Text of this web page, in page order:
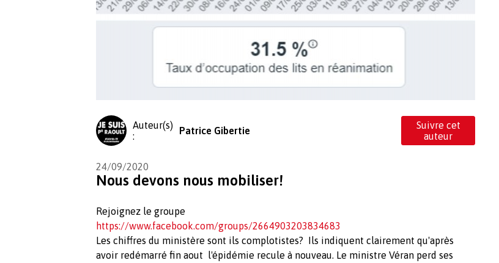
Auteur(s)
:
Patrice Gibertie
Suivre cet
auteur
24/09/2020
Nous devons nous mobiliser!
Rejoignez le groupe
https://www.facebook.com/groups/2664903203834683
Les chiffres du ministère sont ils complotistes? Ils indiquent clairement qu'après
avoir redémarré fin aout l'épidémie recule à nouveau. Le ministre Véran perd ses